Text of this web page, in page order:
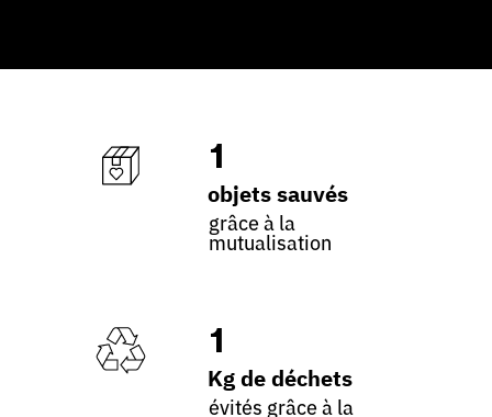
1
objets sauvés
grâce à la
mutualisation
1
Kg de déchets
évités grâce à la